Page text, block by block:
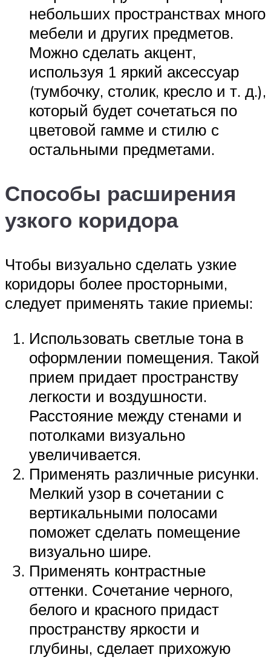
небольших пространствах много
мебели и других предметов.
Можно сделать акцент,
используя 1 яркий аксессуар
(тумбочку, столик, кресло и т. д.),
который будет сочетаться по
цветовой гамме и стилю с
остальными предметами.
Способы расширения
узкого коридора
Чтобы визуально сделать узкие
коридоры более просторными,
следует применять такие приемы:
Использовать светлые тона в
оформлении помещения. Такой
прием придает пространству
легкости и воздушности.
Расстояние между стенами и
потолками визуально
увеличивается.
Применять различные рисунки.
Мелкий узор в сочетании с
вертикальными полосами
поможет сделать помещение
визуально шире.
Применять контрастные
оттенки. Сочетание черного,
белого и красного придаст
пространству яркости и
глубины, сделает прихожую